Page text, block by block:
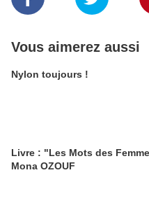
Vous aimerez aussi
Nylon toujours !
Livre : "Les Mots des
Mona OZOUF